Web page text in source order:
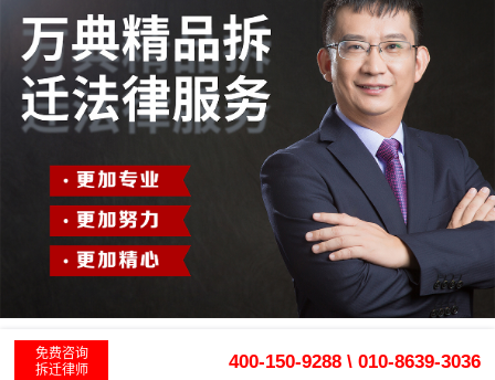
免费咨询
拆迁律师
400-150-9288 \ 010-8639-3036